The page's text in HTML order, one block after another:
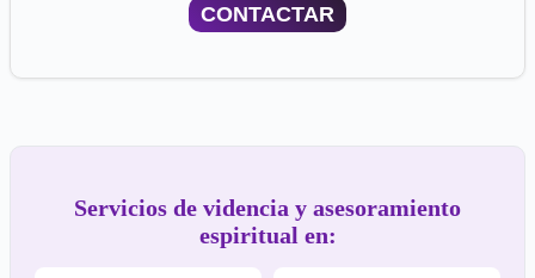
CONTACTAR
Servicios de videncia y asesoramiento
espiritual en: